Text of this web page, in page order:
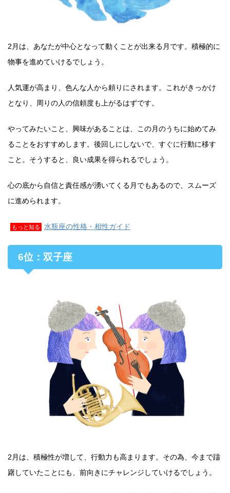
2月は、あなたが中心となって動くことが出来る月です。積極的に
物事を進めていけるでしょう。
人気運が高まり、色んな人から頼りにされます。これがきっかけ
となり、周りの人の信頼度も上がるはずです。
やってみたいこと、興味があることは、この月のうちに始めてみ
ることをおすすめします。後回しにしないで、すぐに行動に移す
こと。そうすると、良い成果を得られるでしょう。
心の底から自信と責任感が湧いてくる月でもあるので、スムーズ
に進められます。
もっと知る 水瓶座の性格・相性ガイド
6位：双子座
2月は、積極性が増して、行動力も高まります。その為、今まで躊
躇していたことにも、前向きにチャレンジしていけるでしょう。